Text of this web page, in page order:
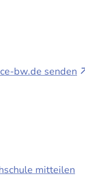
bw.de senden
mitteilen